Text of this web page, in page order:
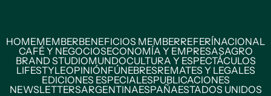
HOMEMEMBERBENEFICIOS MEMBERREFERÍNACIONAL
CAFÉ Y NEGOCIOSECONOMÍA Y EMPRESASAGRO
BRAND STUDIOMUNDOCULTURA Y ESPECTÁCULOS
LIFESTYLEOPINIÓNFÚNEBRESREMATES Y LEGALES
EDICIONES ESPECIALESPUBLICACIONES
NEWSLETTERSARGENTINAESPAÑAESTADOS UNIDOS